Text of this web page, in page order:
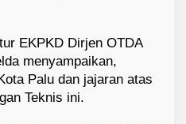
EKPKD Dirjen OTDA
menyampaikan,
Palu dan jajaran atas
Teknis ini.